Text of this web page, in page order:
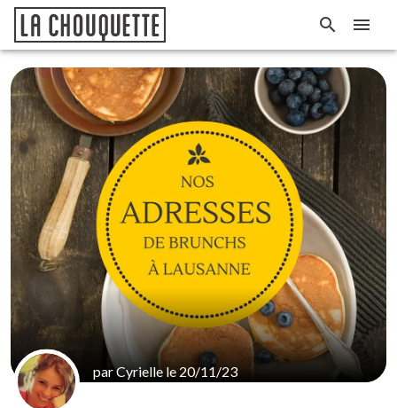
par Cyrielle le 20/11/23